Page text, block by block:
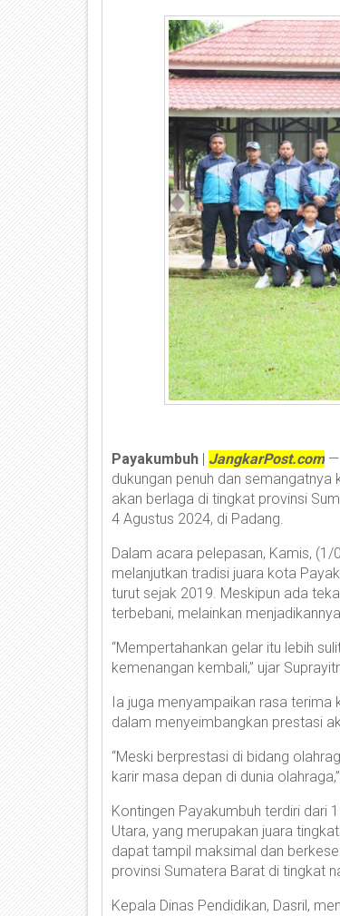
Payakumbuh JangkarPost.com —
dukungan penuh dan
akan berlaga di tingkat provinsi
4 Agustus 2024, di Padang.
Dalam acara pelepasan, Kamis,
melanjutkan tradisi juara kota
turut sejak 2019. Meskipun ada
terbebani, melainkan
“Mempertahankan gelar itu lebih
kemenangan kembali,” ujar
Ia juga menyampaikan rasa
dalam menyeimbangkan prestasi
“Meski berprestasi di bidang
karir masa depan di dunia
Kontingen Payakumbuh terdiri dari
Utara, yang merupakan juara
dapat tampil maksimal dan
provinsi Sumatera Barat di tingkat
Kepala Dinas Pendidikan, Dasril,